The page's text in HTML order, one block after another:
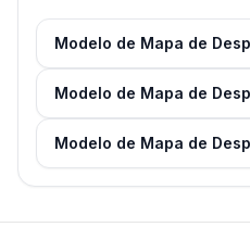
Modelo de Mapa de
Modelo de Mapa de
Modelo de Mapa de